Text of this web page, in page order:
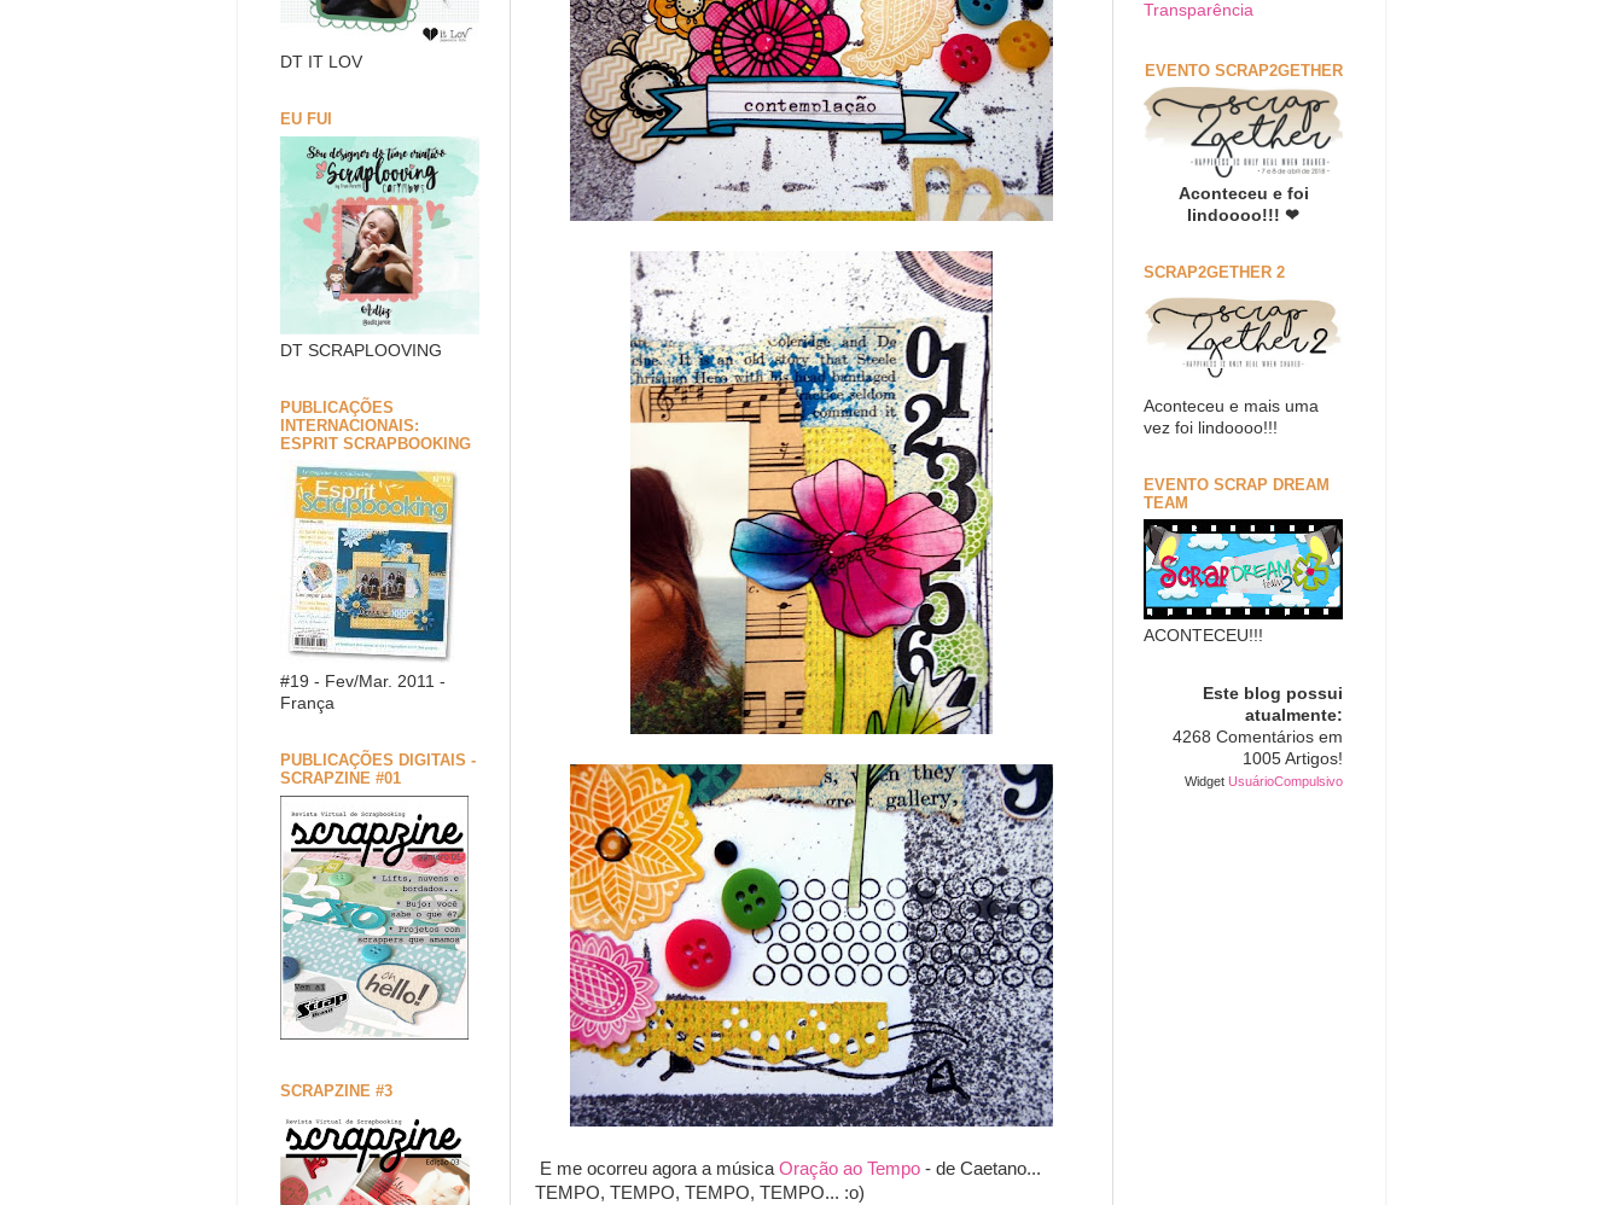
E me ocorreu agora a música Oração ao Tempo - de Caetano...
TEMPO, TEMPO, TEMPO, TEMPO... :o)
DT IT LOV
EU FUI
DT SCRAPLOOVING
PUBLICAÇÕES
INTERNACIONAIS:
ESPRIT SCRAPBOOKING
#19 - Fev/Mar. 2011 -
França
PUBLICAÇÕES DIGITAIS -
SCRAPZINE #01
SCRAPZINE #3
Transparência
EVENTO SCRAP2GETHER
Aconteceu e foi
lindoooo!!! ❤
SCRAP2GETHER 2
Aconteceu e mais uma
vez foi lindoooo!!!
EVENTO SCRAP DREAM
TEAM
ACONTECEU!!!
Este blog possui
atualmente:
4268 Comentários em
1005 Artigos!
Widget UsuárioCompulsivo